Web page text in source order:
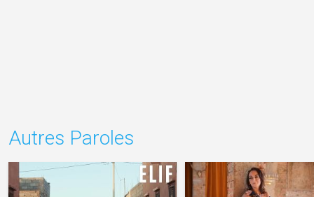
Autres Paroles